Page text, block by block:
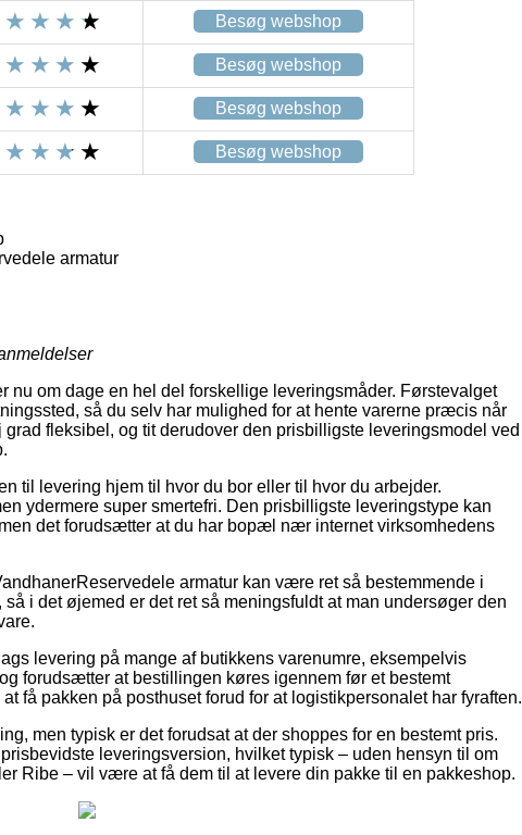
Besøg webshop
Besøg webshop
Besøg webshop
Besøg webshop
armatur
nu om dage en hel del forskellige leveringsmåder. Førstevalget
så du selv har mulighed for at hente varerne præcis når
fleksibel, og tit derudover den prisbilligste leveringsmodel ved
til levering hjem til hvor du bor eller til hvor du arbejder.
ydermere super smertefri. Den prisbilligste leveringstype kan
det forudsætter at du har bopæl nær internet virksomhedens
armatur kan være ret så bestemmende i
i det øjemed er det ret så meningsfuldt at man undersøger den
levering på mange af butikkens varenumre, eksempelvis
forudsætter at bestillingen køres igennem før et bestemt
få pakken på posthuset forud for at logistikpersonalet har fyraften.
men typisk er det forudsat at der shoppes for en bestemt pris.
leveringsversion, hvilket typisk – uden hensyn til om
Ribe – vil være at få dem til at levere din pakke til en pakkeshop.